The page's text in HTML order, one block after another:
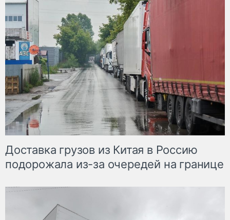
Доставка грузов из Китая в Россию
подорожала из-за очередей на границе